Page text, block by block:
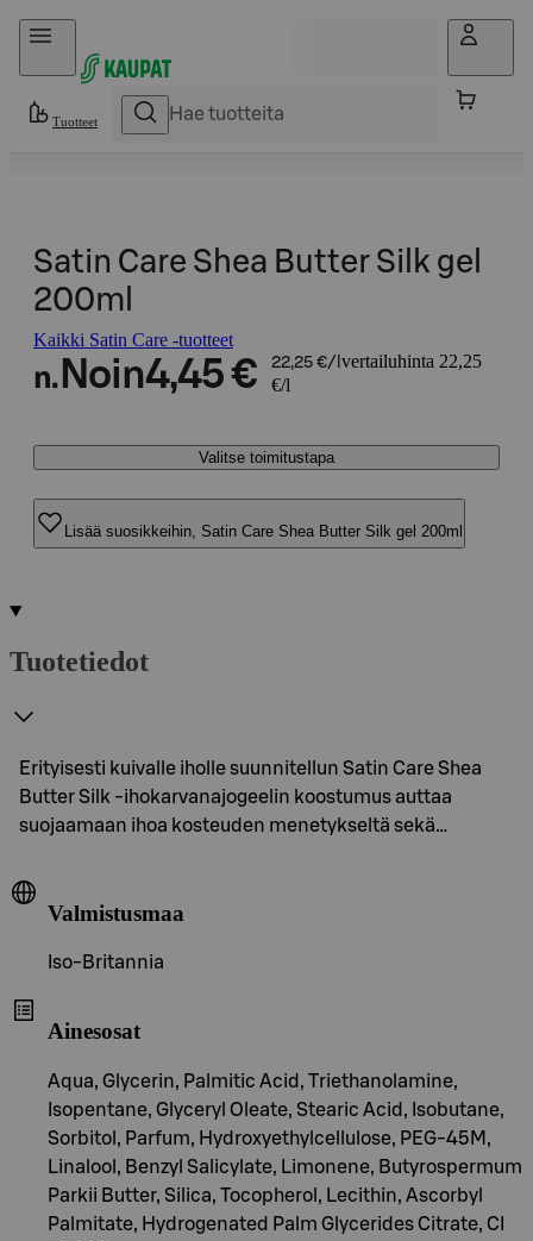
Hyppää sisältöön
Tuotteet
Satin Care Shea Butter Silk gel
200ml
Kaikki Satin Care -tuotteet
n. Noin4,45 € 22,25 €/l vertailuhinta 22,25
€/l
Valitse toimitustapa
Lisää suosikkeihin, Satin Care Shea Butter Silk gel 200ml
Tuotetiedot
Erityisesti kuivalle iholle suunnitellun Satin Care Shea
Butter Silk -ihokarvanajogeelin koostumus auttaa
suojaamaan ihoa kosteuden menetykseltä sekä…
Valmistusmaa
Iso-Britannia
Ainesosat
Aqua, Glycerin, Palmitic Acid, Triethanolamine,
Isopentane, Glyceryl Oleate, Stearic Acid, Isobutane,
Sorbitol, Parfum, Hydroxyethylcellulose, PEG-45M,
Linalool, Benzyl Salicylate, Limonene, Butyrospermum
Parkii Butter, Silica, Tocopherol, Lecithin, Ascorbyl
Palmitate, Hydrogenated Palm Glycerides Citrate, CI